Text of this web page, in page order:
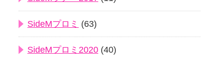
SideMプロミ (63)
SideMプロミ2020 (40)